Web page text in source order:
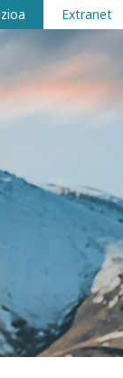
Extranet